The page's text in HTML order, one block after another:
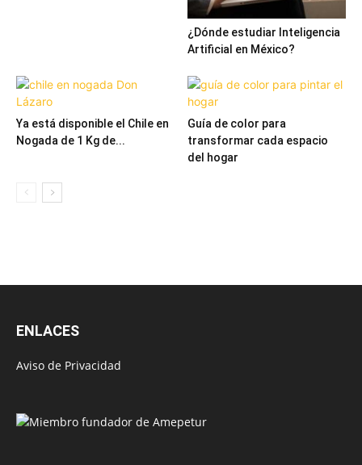
¿Dónde estudiar Inteligencia
Artificial en México?
Ya está disponible el Chile en
Nogada de 1 Kg de...
Guía de color para
transformar cada espacio
del hogar
ENLACES
Aviso de Privacidad